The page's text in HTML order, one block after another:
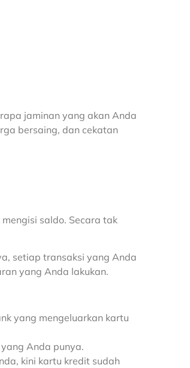
jaminan yang akan Anda
bersaing, dan cekatan
saldo. Secara tak
setiap transaksi yang Anda
yang Anda lakukan.
yang mengeluarkan kartu
Anda punya.
kini kartu kredit sudah